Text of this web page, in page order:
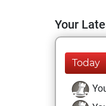
Your
Today